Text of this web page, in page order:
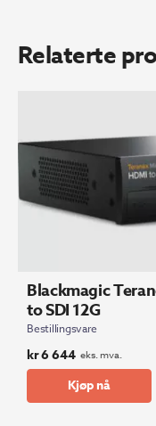
Relaterte
Blackmagic
to SDI 12G
Bestillingsvare
kr6 644 eks. mva.
Kjøp nå